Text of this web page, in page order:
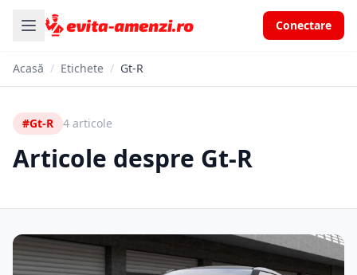
Conectare
Acasă / Etichete / Gt-R
#Gt-R 4 articole
Articole despre Gt-R